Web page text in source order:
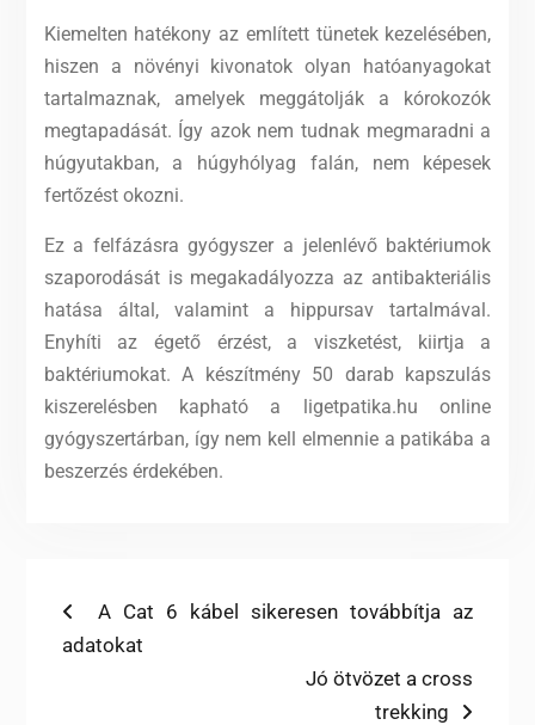
Kiemelten hatékony az említett tünetek kezelésében,
hiszen a növényi kivonatok olyan hatóanyagokat
tartalmaznak, amelyek meggátolják a kórokozók
megtapadását. Így azok nem tudnak megmaradni a
húgyutakban, a húgyhólyag falán, nem képesek
fertőzést okozni.
Ez a felfázásra gyógyszer a jelenlévő baktériumok
szaporodását is megakadályozza az antibakteriális
hatása által, valamint a hippursav tartalmával.
Enyhíti az égető érzést, a viszketést, kiirtja a
baktériumokat. A készítmény 50 darab kapszulás
kiszerelésben kapható a ligetpatika.hu online
gyógyszertárban, így nem kell elmennie a patikába a
beszerzés érdekében.
Bejegyzés
navigáció
Previous
post:
A Cat 6 kábel sikeresen továbbítja az
adatokat
Next
Jó ötvözet a cross
trekking